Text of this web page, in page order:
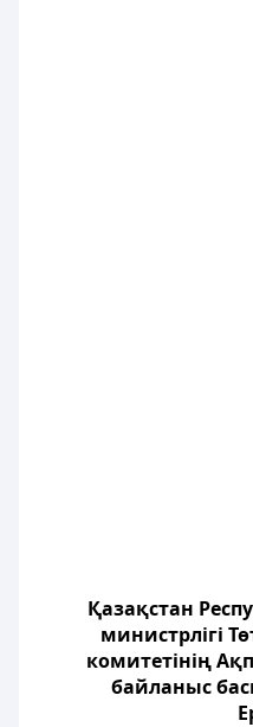
Қазақстан
министрлігі
комитетінің
байланыс